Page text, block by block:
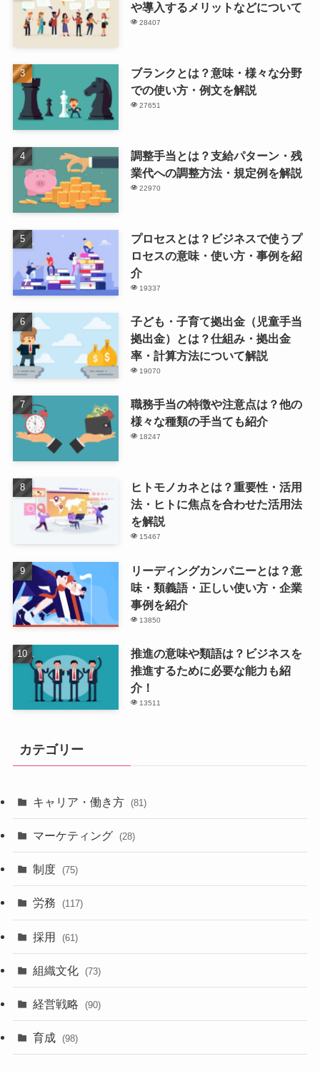
や導入するメリットなどについて
28407
ブランクとは？意味・様々な分野
での使い方・例文を解説
27651
調整手当とは？支給パターン・残
業代への調整方法・規定例を解説
22970
プロセスとは？ビジネスで使うプ
ロセスの意味・使い方・事例を紹
介
19337
子ども・子育て拠出金（児童手当
拠出金）とは？仕組み・拠出金
率・計算方法について解説
19070
職務手当の特徴や注意点は？他の
様々な種類の手当ても紹介
18247
ヒトモノカネとは？重要性・活用
法・ヒトに焦点を合わせた活用法
を解説
15467
リーディングカンパニーとは？意
味・類義語・正しい使い方・企業
事例を紹介
13850
推進の意味や類語は？ビジネスを
推進するために必要な能力も紹
介！
13511
カテゴリー
キャリア・働き方 (81)
マーケティング (28)
制度 (75)
労務 (117)
採用 (61)
組織文化 (73)
経営戦略 (90)
育成 (98)